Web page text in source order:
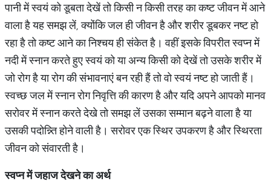
पानी में स्वयं को डूबता देखें तो किसी न किसी तरह का कष्ट जीवन में आने
वाला है यह समझ लें, क्योंकि जल ही जीवन है और शरीर डूबकर नष्ट हो
रहा है तो कष्ट आने का निश्चय ही संकेत है। वहीं इसके विपरीत स्वप्न में
नदी में स्नान करते हुए स्वयं को या अन्य किसी को देखें तो उसके शरीर में
जो रोग है या रोग की संभावनाएं बन रही हैं तो वो स्वयं नष्ट हो जाती हैं।
स्वच्छ जल में स्नान रोग निवृत्ति की कारण है और यदि अपने आपको मानव
सरोवर में स्नान करते देखे तो समझ लें उसका सम्मान बढ़ने वाला है या
उसकी पदोन्न्ति होने वाली है। सरोवर एक स्थिर उपकरण है और स्थिरता
जीवन को संवारती है।
स्वप्न में जहाज देखने का अर्थ